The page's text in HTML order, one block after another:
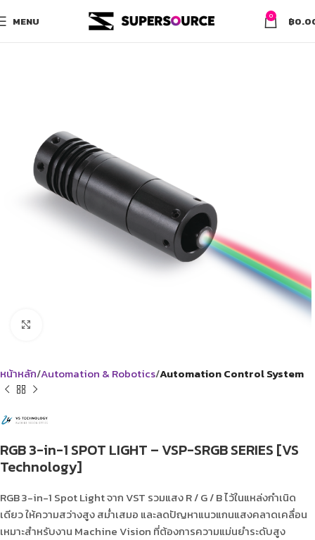
MENU 0 ฿
หน้าหลัก Automation & Robotics Automation Control System
RGB 3-in-1 SPOT LIGHT – VSP-SRGB SERIES [VS
Technology]
RGB 3-in-1 Spot Light จาก VST รวมแสง R / G / B ไว้ในแหล่งกำเนิด
เดียว ให้ความสว่างสูง สม่ำเสมอ และลดปัญหาแนวแกนแสงคลาดเคลื่อน
เหมาะสำหรับงาน Machine Vision ที่ต้องการความแม่นยำระดับสูง